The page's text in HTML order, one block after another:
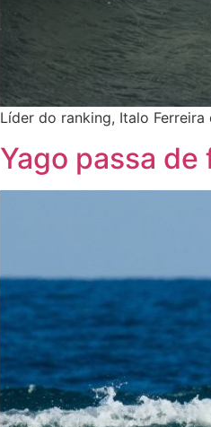
Líder do ranking, Italo
Yago passa de